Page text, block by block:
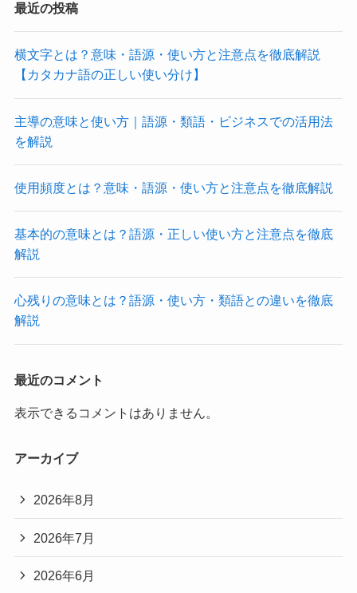
最近の投稿
横文字とは？意味・語源・使い方と注意点を徹底解説
【カタカナ語の正しい使い分け】
主導の意味と使い方｜語源・類語・ビジネスでの活用法
を解説
使用頻度とは？意味・語源・使い方と注意点を徹底解説
基本的の意味とは？語源・正しい使い方と注意点を徹底
解説
心残りの意味とは？語源・使い方・類語との違いを徹底
解説
最近のコメント
表示できるコメントはありません。
アーカイブ
2026年8月
2026年7月
2026年6月